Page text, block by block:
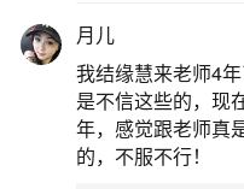
2、属马人1990年女
1990年属马女性
太岁”叠加“午午自刑
与机遇并存。上半年
月儿
我结缘慧来老师4
是不信这些的，现
年，感觉跟老师真
的，不服不行！